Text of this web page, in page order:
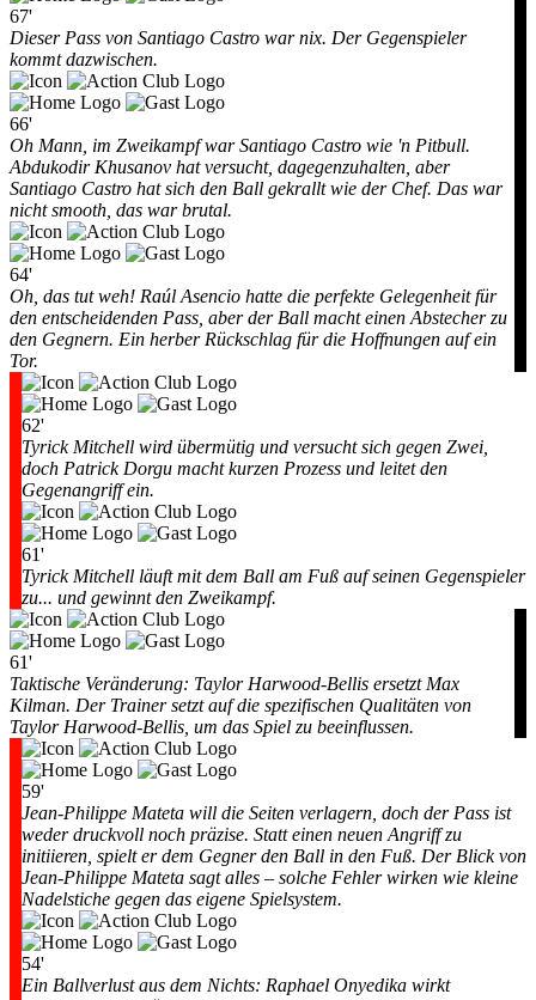
67'
Dieser Pass von Santiago Castro war nix. Der Gegenspieler
kommt dazwischen.
66'
Oh Mann, im Zweikampf war Santiago Castro wie 'n Pitbull.
Abdukodir Khusanov hat versucht, dagegenzuhalten, aber
Santiago Castro hat sich den Ball gekrallt wie der Chef. Das war
nicht smooth, das war brutal.
64'
Oh, das tut weh! Raúl Asencio hatte die perfekte Gelegenheit für
den entscheidenden Pass, aber der Ball macht einen Abstecher zu
den Gegnern. Ein herber Rückschlag für die Hoffnungen auf ein
Tor.
62'
Tyrick Mitchell wird übermütig und versucht sich gegen Zwei,
doch Patrick Dorgu macht kurzen Prozess und leitet den
Gegenangriff ein.
61'
Tyrick Mitchell läuft mit dem Ball am Fuß auf seinen Gegenspieler
zu... und gewinnt den Zweikampf.
61'
Taktische Veränderung: Taylor Harwood-Bellis ersetzt Max
Kilman. Der Trainer setzt auf die spezifischen Qualitäten von
Taylor Harwood-Bellis, um das Spiel zu beeinflussen.
59'
Jean-Philippe Mateta will die Seiten verlagern, doch der Pass ist
weder druckvoll noch präzise. Statt einen neuen Angriff zu
initiieren, spielt er dem Gegner den Ball in den Fuß. Der Blick von
Jean-Philippe Mateta sagt alles – solche Fehler wirken wie kleine
Nadelstiche gegen das eigene Spielsystem.
54'
Ein Ballverlust aus dem Nichts: Raphael Onyedika wirkt